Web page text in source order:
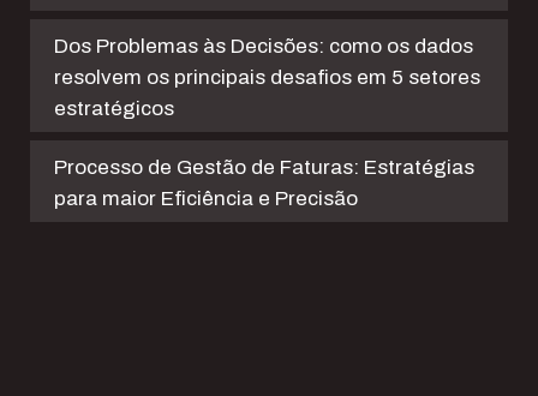
Dos Problemas às Decisões: como os dados
resolvem os principais desafios em 5 setores
estratégicos
Processo de Gestão de Faturas: Estratégias
para maior Eficiência e Precisão